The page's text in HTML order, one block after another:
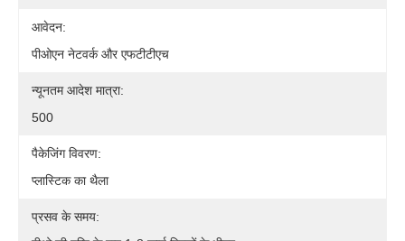
आवेदन:
पीओएन नेटवर्क और एफटीटीएच
न्यूनतम आदेश मात्रा:
500
पैकेजिंग विवरण:
प्लास्टिक का थैला
प्रसव के समय: